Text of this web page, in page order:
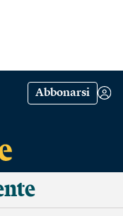
Abbonarsi